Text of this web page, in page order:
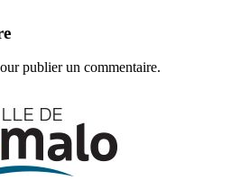
publier un commentaire.